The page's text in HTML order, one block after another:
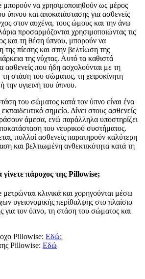
μπορούν να χρησιμοποιηθούν ως μέρος
ύπνου και αποκατάστασης για ασθενείς
στον αυχένα, τους ώμους και την άνω
προσαρμόζονται χρησιμοποιώντας τις
και τη θέση ύπνου, μπορούν να
πίεσης και στην βελτίωση της
της νύχτας. Αυτό τα καθιστά
ασθενείς που ήδη ασχολούνται με τη
τη στάση του σώματος, τη χειροκίνητη
την υγιεινή του ύπνου.
του σώματος κατά τον ύπνο είναι ένα
σημείο. Δίνει στους ασθενείς
άμεσα, ενώ παράλληλα υποστηρίζει
του νευρικού συστήματος.
πολλοί ασθενείς παρατηρούν καλύτερη
και βελτιωμένη ανθεκτικότητα κατά τη
γίνετε πάροχος της Pillowise;
κλινικά και χορηγούνται μέσω
υγειονομικής περίθαλψης στο πλαίσιο
για τον ύπνο, τη στάση του σώματος και
Pillowise: Εδώ:
Pillowise: Εδώ